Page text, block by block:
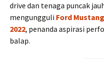
drive dan tenaga puncak
mengungguli Ford
2022, penanda aspirasi
balap.